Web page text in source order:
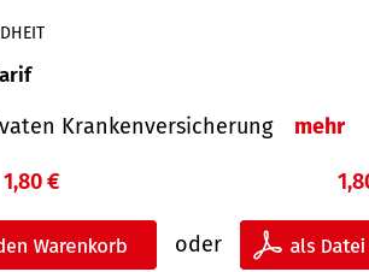
Kran­ken­ver­siche­rung mehr
1,80 €
oder